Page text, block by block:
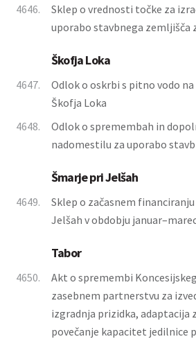
4646.
Sklep o vrednosti točke za
uporabo stavbnega zemljišča
Škofja Loka
4647.
Odlok o oskrbi s pitno vodo
Škofja Loka
4648.
Odlok o spremembah in
nadomestilu za uporabo
Šmarje pri Jelšah
4649.
Sklep o začasnem
Jelšah v obdobju
Tabor
4650.
Akt o spremembi
zasebnem partnerstvu za
izgradnja prizidka, adaptacija
povečanje kapacitet jedilnice